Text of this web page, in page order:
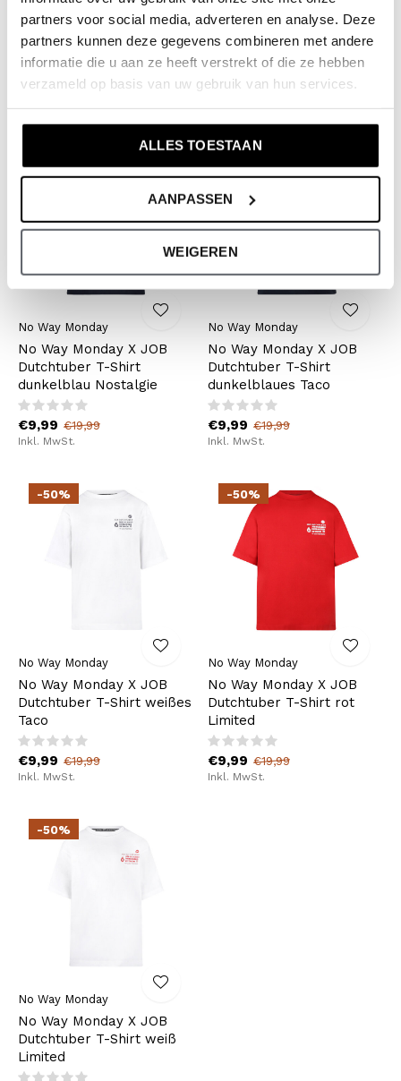
partners voor social media, adverteren en analyse. Deze
partners kunnen deze gegevens combineren met andere
informatie die u aan ze heeft verstrekt of die ze hebben
verzameld op basis van uw gebruik van hun services.
ALLES TOESTAAN
AANPASSEN
WEIGEREN
No Way Monday X JOB
Dutchtuber T-Shirt grau-
blau Nostalgie
€11,49 €22,99
No Way Monday X JOB
Dutchtuber T-Shirt
hellrosa Nostalgie
€9,99 €19,99
No Way Monday
No Way Monday X JOB
Dutchtuber T-Shirt
dunkelblau Nostalgie
€9,99 €19,99
Inkl. MwSt.
No Way Monday
No Way Monday X JOB
Dutchtuber T-Shirt
dunkelblaues Taco
€9,99 €19,99
Inkl. MwSt.
-50%
No Way Monday
No Way Monday X JOB
Dutchtuber T-Shirt weißes
Taco
€9,99 €19,99
Inkl. MwSt.
-50%
No Way Monday
No Way Monday X JOB
Dutchtuber T-Shirt rot
Limited
€9,99 €19,99
Inkl. MwSt.
-50%
No Way Monday
No Way Monday X JOB
Dutchtuber T-Shirt weiß
Limited